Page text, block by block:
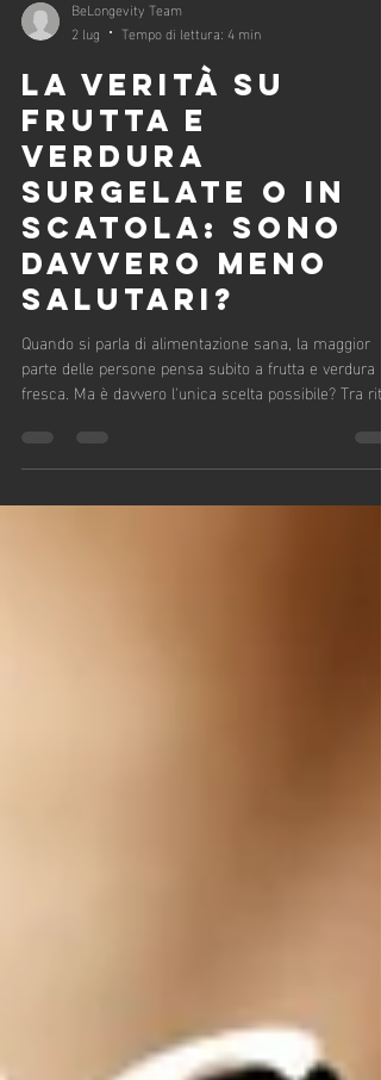
BeLongevity Team
2 lug
Tempo di lettura: 4 min
LA VERITÀ SU
FRUTTA E
VERDURA
SURGELATE O IN
SCATOLA: SONO
DAVVERO MENO
SALUTARI?
Quando si parla di alimentazione sana, la maggior
di vita sempre più frenetici, costi elevati e poco